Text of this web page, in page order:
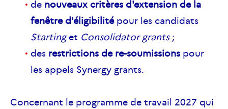
de nouveaux critères d'extension de la
fenêtre d'éligibilitépour les candidats
Startinget Consolidator grants;
des restrictions de re-soumissions pour
les appels Synergy grants.
Concernant le programme de travail 2027 qui